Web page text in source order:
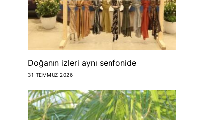
Doğanın izleri aynı senfonide
31 TEMMUZ 2026